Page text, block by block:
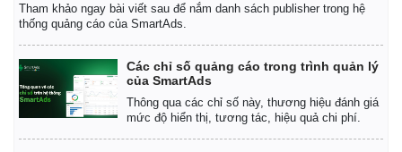
Tham khảo ngay bài viết sau để nắm danh sách publisher trong hệ
thống quảng cáo của SmartAds.
Các chỉ số quảng cáo trong trình quản lý
của SmartAds
Thông qua các chỉ số này, thương hiệu đánh giá
mức độ hiển thị, tương tác, hiệu quả chi phí.